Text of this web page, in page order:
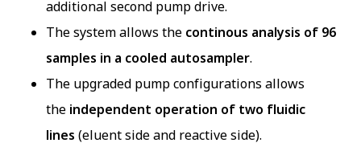
additional second pump drive.
The system allows the continous analysis of 96
samples in a cooled autosampler.
The upgraded pump configurations allows
the independent operation of two fluidic
lines (eluent side and reactive side).